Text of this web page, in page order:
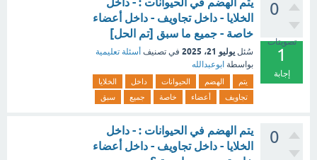
0
تصويتات
1
إجابة
الخلايا - داخل تجاويف - داخل أعضاء
خاصة - جميع ما سبق [تم الحل]
سُئل يوليو 21، 2025 في تصنيف أسئلة تعليمية
بواسطة ابوعبدالله
يتم الهضم الحيوانات داخل
الخلايا
تجاويف
أعضاء خاصة جميع سبق
0
يتم الهضم في الحيوانات : - داخل
الخلايا - داخل تجاويف - داخل أعضاء